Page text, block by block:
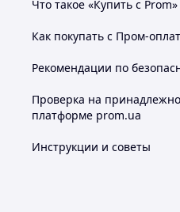
Что такое «Купить с Prom»
Как покупать с Пром-
Рекомендации по
Проверка на
платформе prom.ua
Инструкции и советы